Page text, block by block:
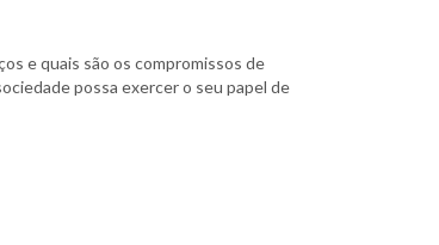
e quais são os compromissos de
possa exercer o seu papel de